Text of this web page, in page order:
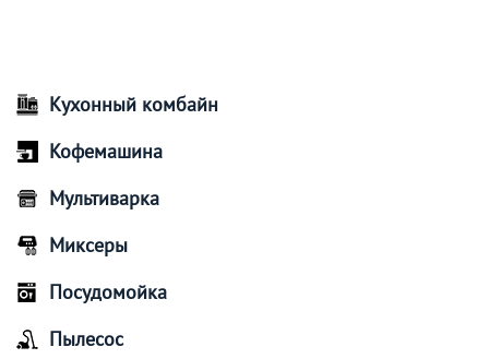
Кухонный комбайн
Кофемашина
Мультиварка
Миксеры
Посудомойка
Пылесос